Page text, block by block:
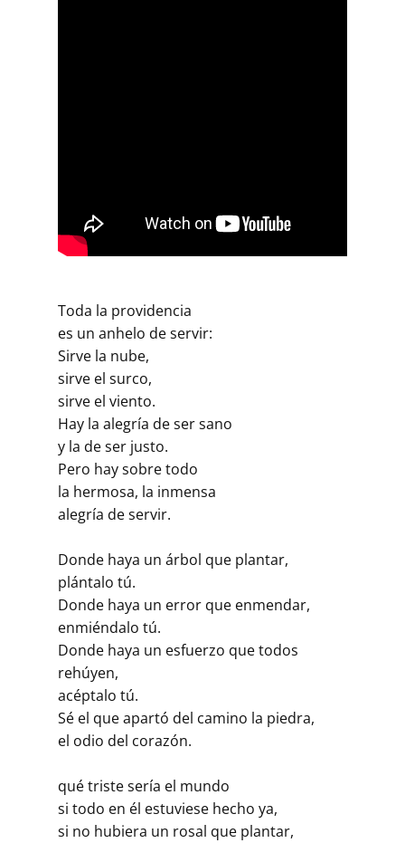
Toda la providencia
es un anhelo de servir:
Sirve la nube,
sirve el surco,
sirve el viento.
Hay la alegría de ser sano
y la de ser justo.
Pero hay sobre todo
la hermosa, la inmensa
alegría de servir.
Donde haya un árbol que plantar,
plántalo tú.
Donde haya un error que enmendar,
enmiéndalo tú.
Donde haya un esfuerzo que todos
rehúyen,
acéptalo tú.
Sé el que apartó del camino la piedra,
el odio del corazón.
qué triste sería el mundo
si todo en él estuviese hecho ya,
si no hubiera un rosal que plantar,